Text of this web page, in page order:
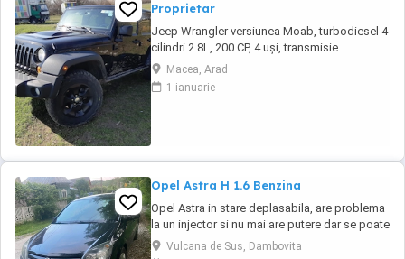
Proprietar
Jeep Wrangler versiunea Moab, turbodiesel 4
cilindri 2.8L, 200 CP, 4 uși, transmisie
automată 5 trepte, interior din piele neagră, se
remarcă prin capota ridicată, hardtop în
culoarea caroseriei, geamuri fumurii, trepte
Macea, Arad
1 ianuarie
Opel Astra H 1.6 Benzina
Opel Astra in stare deplasabila, are problema
la un injector si nu mai are putere dar se poate
deplasa, pretul este negociabil la fata locului,
Vulcana de Sus, Dambovita